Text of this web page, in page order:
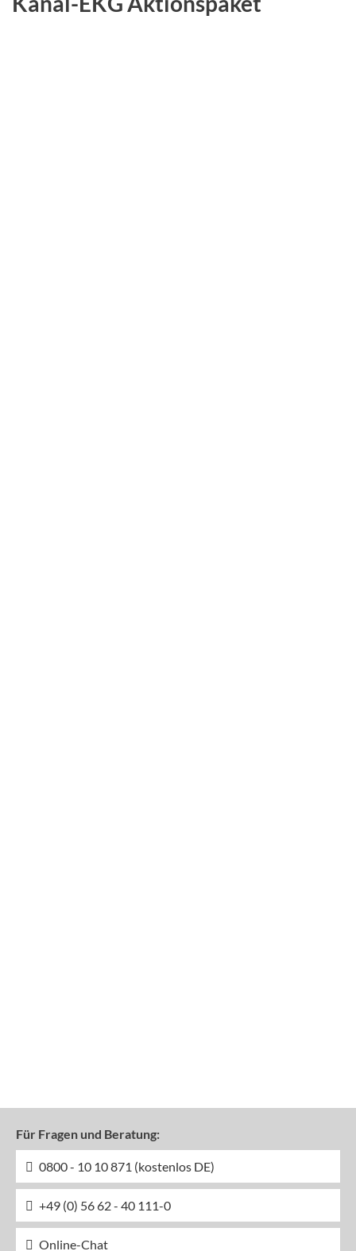
Für Fragen und Beratung:
0800 - 10 10 871 (kostenlos DE)
+49 (0) 56 62 - 40 111-0
Online-Chat